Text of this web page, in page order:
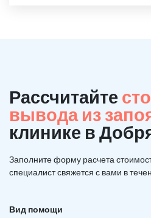
Рассчитайте
вывода из
клинике в
Заполните форму расчета
специалист свяжется с вами в
Вид помощи